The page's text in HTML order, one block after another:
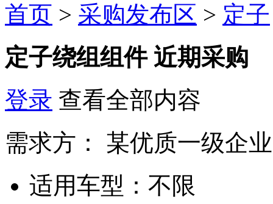
首页 > 采购发布区 > 定子
定子绕组组件 近期采购
登录 查看全部内容
需求方：
某优质一级企业
适用车型： 不限